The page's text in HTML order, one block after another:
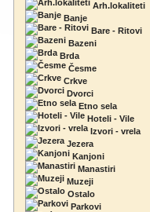
Arh.lokaliteti
Banje
Bare - Ritovi
Bazeni
Brda
Česme
Crkve
Dvorci
Etno sela
Hoteli - Vile
Izvori - vrela
Jezera
Kanjoni
Manastiri
Muzeji
Ostalo
Parkovi